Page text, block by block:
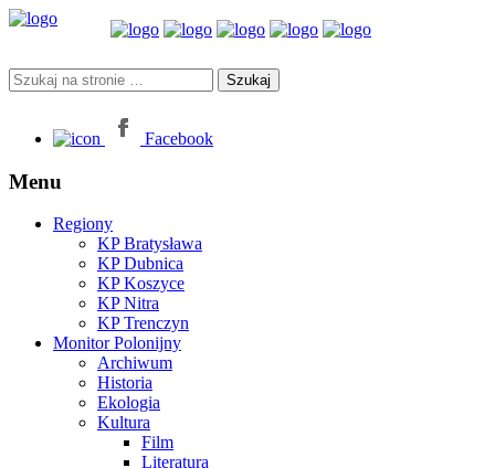
Facebook
Menu
Regiony
KP Bratysława
KP Dubnica
KP Koszyce
KP Nitra
KP Trenczyn
Monitor Polonijny
Archiwum
Historia
Ekologia
Kultura
Film
Literatura